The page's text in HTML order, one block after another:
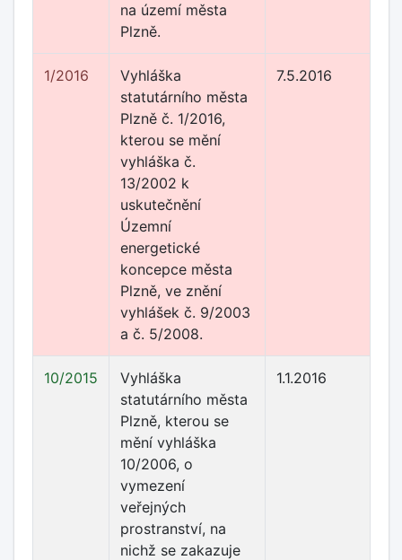
na území města
Plzně.
1/2016
Vyhláška
statutárního města
Plzně č. 1/2016,
kterou se mění
vyhláška č.
13/2002 k
uskutečnění
Územní
energetické
koncepce města
Plzně, ve znění
vyhlášek č. 9/2003
a č. 5/2008.
7.5.2016
10/2015
Vyhláška
statutárního města
Plzně, kterou se
mění vyhláška
10/2006, o
vymezení
veřejných
prostranství, na
nichž se zakazuje
1.1.2016